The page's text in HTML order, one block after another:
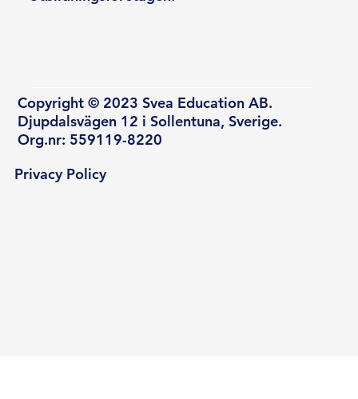
Copyright © 2023 Svea Education AB.
Djupdalsvägen 12 i Sollentuna, Sverige.
Org.nr: 559119-8220
Privacy Policy